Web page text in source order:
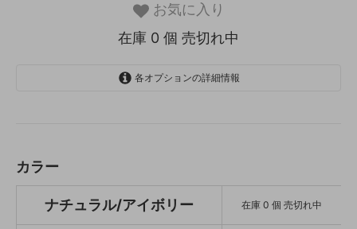
お気に入り
在庫 0 個 売切れ中
各オプションの詳細情報
ブラウン/アイボリー
SOLD OUT
カラー
ナチュラル/アイボリー 在庫 0 個 売切れ中